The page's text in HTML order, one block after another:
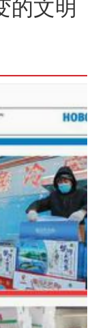
鲁番烘焙
的文明